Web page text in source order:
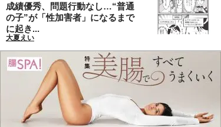
成績優秀、問題行動なし…“普通
の子”が「性加害者」になるまで
に起き...
大夏えい